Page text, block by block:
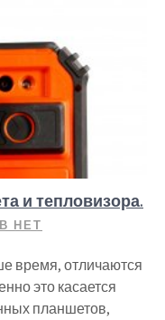
и тепловизора.
НЕТ
время, отличаются
это касается
планшетов,